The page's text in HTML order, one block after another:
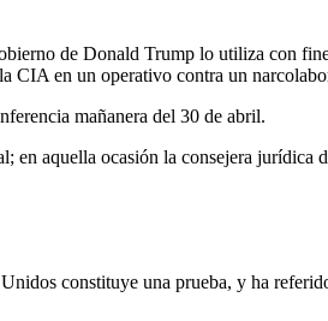
de Donald Trump lo utiliza con
CIA en un operativo contra un
mañanera del 30 de abril.
aquella ocasión la consejera jurídica
constituye una prueba, y ha